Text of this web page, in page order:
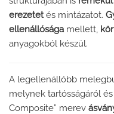
erezetetés mintázatot.
ellenállósága mellett,
anyagokból készül.
A legellenállóbb
melynek tartósságáról
Composite” merev